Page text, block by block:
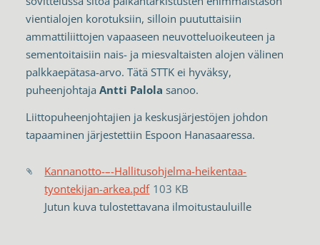
vientialojen korotuksiin, silloin puututtaisiin
ammattiliittojen vapaaseen neuvotteluoikeuteen ja
sementoitaisiin nais- ja miesvaltaisten alojen välinen
palkkaepätasa-arvo. Tätä STTK ei hyväksy,
puheenjohtaja Antti Palola sanoo.
Liittopuheenjohtajien ja keskusjärjestöjen johdon
tapaaminen järjestettiin Espoon Hanasaaressa.
Kannanotto-–-Hallitusohjelma-heikentaa-
tyontekijan-arkea.pdf 103 KB
Jutun kuva tulostettavana ilmoitustauluille